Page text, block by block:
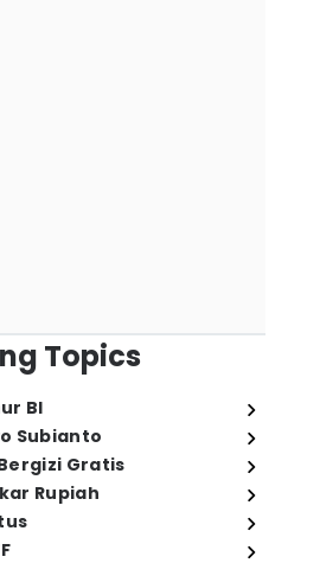
Topics
BI
Subianto
Gratis
Rupiah